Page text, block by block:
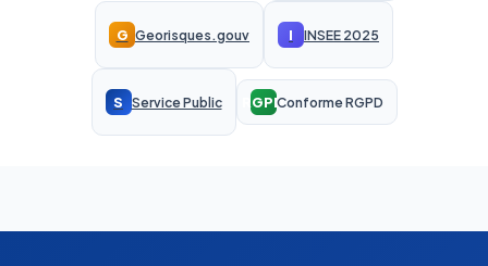
G Georisques.gouv I INSEE 2025
S Service Public RGPDConforme RGPD